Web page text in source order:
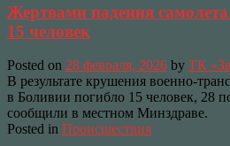
Жертвами падения
15 человек
Posted on 28 февраля, 2026 by ТК
В результате крушения военно-
в Боливии погибло 15 человек, 28
сообщили в местном Минздраве.
Posted in Происшествия